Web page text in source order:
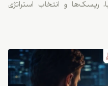
ریسک‌ها و انتخاب استراتژی